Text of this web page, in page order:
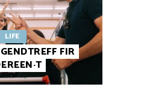
LIFE
FIR